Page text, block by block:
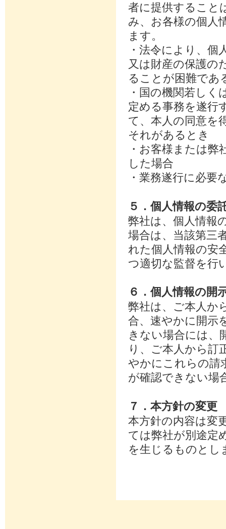
者に提供すること
み、お各様の個人
ます。
・法令により、個
又は財産の保護の
ることが困難であ
・国の機関若し
定める事務を遂行
て、本人の同意を
それがあるとき
・お客様または
した場合
・業務遂行に必要
５．個人情報の委
弊社は、個人情報
場合は、当該第三
れた個人情報の安
つ適切な監督を行
６．個人情報の開
弊社は、ご本人か
合、速やかに開示
きない場合には、
り、ご本人から訂
やかにこれらの請
が確認できない場
７．本方針の変更
本方針の内容は変
ては弊社が別途定
を生じるものとし